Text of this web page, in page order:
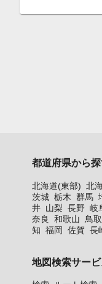
都道府県から
北海道(東部) 北
茨城 栃木 群馬
井 山梨 長野 岐
奈良
和歌山 鳥取
知 福岡 佐賀 長
地図検索サー